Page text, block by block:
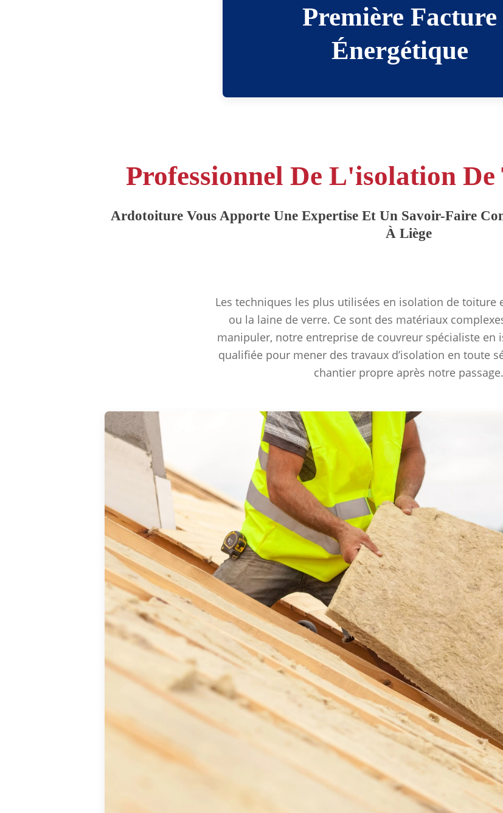
Première Facture
Énergétique
Professionnel De L'isolation
Ardotoiture Vous Apporte Une Expertise Et Un Savoir-Faire
À Liège
Les techniques les plus utilisées en isolation de toiture
ou la laine de verre. Ce sont des matériaux
manipuler, notre entreprise de couvreur spécialiste en
qualifiée pour mener des travaux d’isolation en toute
chantier propre après notre passage.